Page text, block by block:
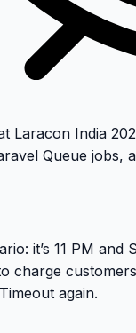
Laracon India
Queue jobs,
it’s 11 PM
charge
again.